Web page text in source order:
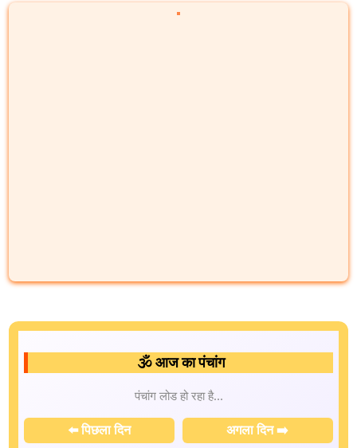
🕉️ आज का पंचांग
पंचांग लोड हो रहा है...
⬅️ पिछला दिन अगला दिन ➡️